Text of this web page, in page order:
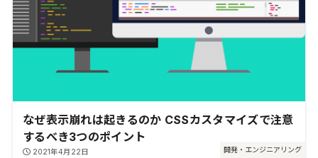
開発・エンジニアリング
なぜ表示崩れは起きるのか CSSカスタマイズで注意
するべき3つのポイント
2021年4月22日